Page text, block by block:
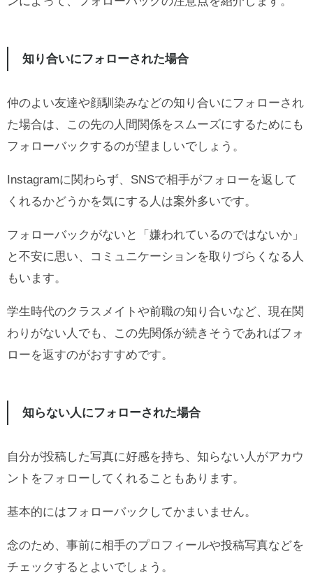
知り合いにフォローされた場合
仲のよい友達や顔馴染みなどの知り合いにフォローされ
た場合は、この先の人間関係をスムーズにするためにも
フォローバックするのが望ましいでしょう。
Instagramに関わらず、SNSで相手がフォローを返して
くれるかどうかを気にする人は案外多いです。
フォローバックがないと「嫌われているのではないか」
と不安に思い、コミュニケーションを取りづらくなる人
もいます。
学生時代のクラスメイトや前職の知り合いなど、現在関
わりがない人でも、この先関係が続きそうであればフォ
ローを返すのがおすすめです。
知らない人にフォローされた場合
自分が投稿した写真に好感を持ち、知らない人がアカウ
ントをフォローしてくれることもあります。
基本的にはフォローバックしてかまいません。
念のため、事前に相手のプロフィールや投稿写真などを
チェックするとよいでしょう。